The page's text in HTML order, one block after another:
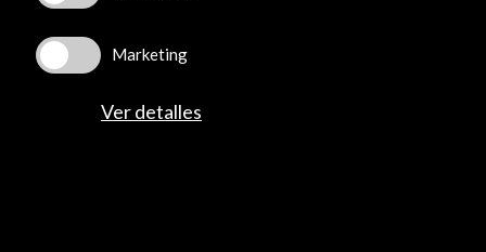
ALERTAS
Marketing
Ver detalles